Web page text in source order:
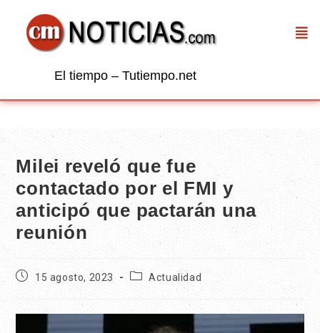
El tiempo – Tutiempo.net
Milei reveló que fue
contactado por el FMI y
anticipó que pactarán una
reunión
15 agosto, 2023 Actualidad